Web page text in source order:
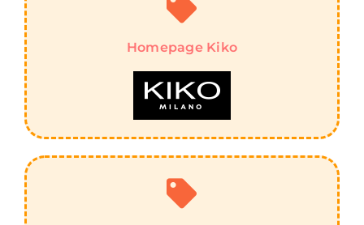
Homepage Kiko